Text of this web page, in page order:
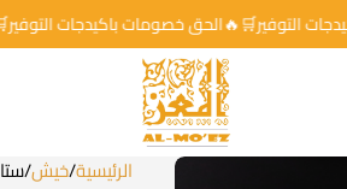
التوفير🛒🔥الحق خصومات باكيدجات
الرئيسية خيش